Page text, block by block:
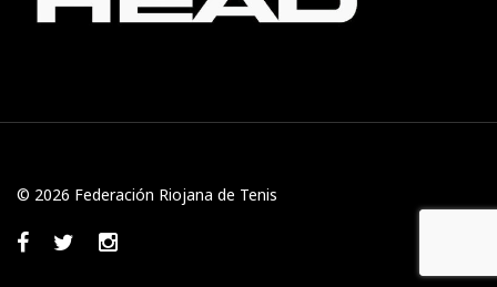
© 2026 Federación Riojana de Tenis
FacebookTwitterInstagram